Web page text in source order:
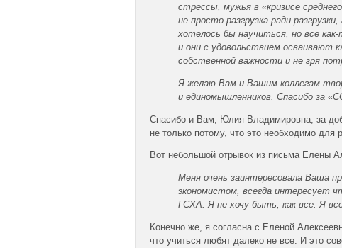
стрессы, мужья в «кризисе
не просто разгрузка ради
хотелось бы научиться, но все
и они с удовольствием осваивают
собственной важности и не зря
Я желаю Вам и Вашим коллегам
и единомышленников. Спасибо за
Спасибо и Вам, Юлия Владимировна, за
не только потому, что это необходимо для
Вот небольшой отрывок из письма Елены
Меня очень заинтересовала Ваша
экономистом, всегда интересует
ГСХА. Я не хочу быть, как все. Я
Конечно же, я согласна с Еленой
что учиться любят далеко не все. И это